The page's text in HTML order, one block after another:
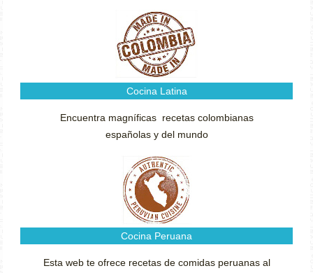
Cocina Latina
Encuentra magníficas recetas colombianas
españolas y del mundo
Cocina Peruana
Esta web te ofrece recetas de comidas peruanas al